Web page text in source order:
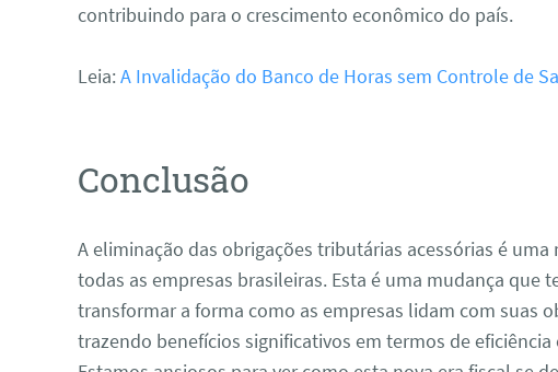
contribuindo para o crescimento econômico do país.
Leia:A Invalidação do Banco de Horas sem Controle de
Conclusão
A eliminação das obrigações tributárias acessórias é
todas as empresas brasileiras. Esta é uma mudança que
transformar a forma como as empresas lidam com suas
trazendo benefícios significativos em termos de eficiência